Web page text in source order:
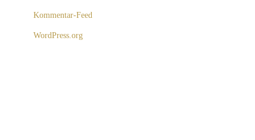
Kommentar-Feed
WordPress.org